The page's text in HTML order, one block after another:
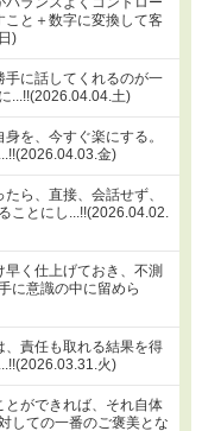
こと＋数字に変換して客
)
手に話してくれるのが一
...!!(2026.04.04.土)
を、今すぐ楽にする。
金)
ら、直接、会話せず、
ことにし...!!(2026.04.02.
く仕上げておき、不測
に意識の中に留めら
、責任も取れる結果を得
火)
とができれば、それ自体
しての一番のご褒美とな